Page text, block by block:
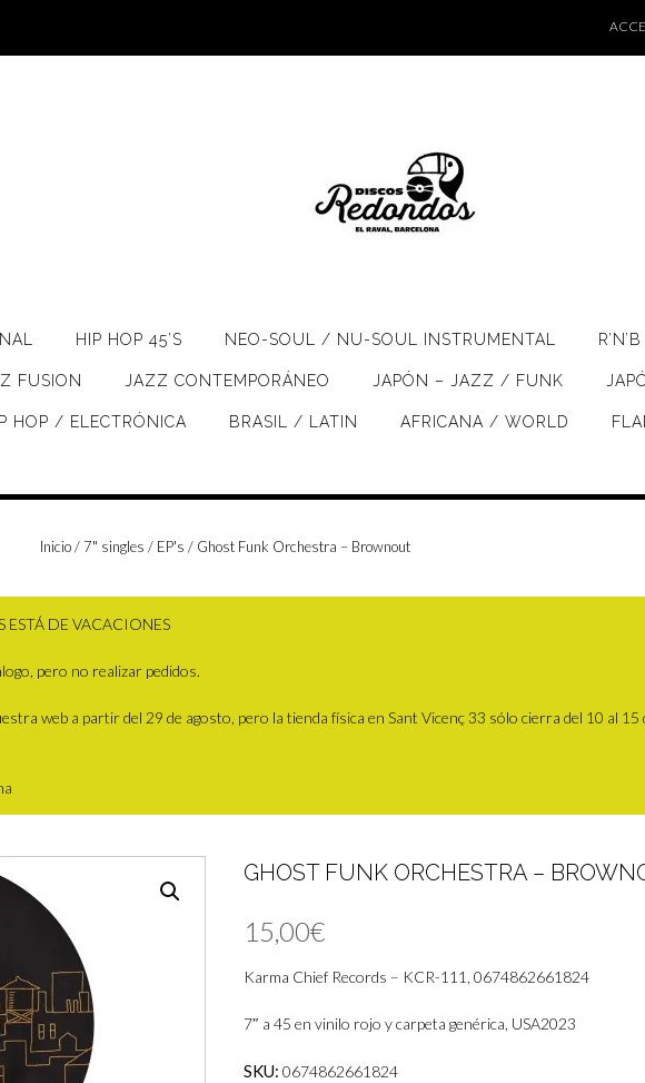
HIP HOP 45’S NEO-SOUL / NU-SOUL INSTRUMENTAL R’N’B
FUSION JAZZ CONTEMPORÁNEO JAPÓN – JAZZ / FUNK
HOP / ELECTRÓNICA BRASIL / LATIN AFRICANA / WORLD
Inicio/ 7" singles / EP's / Ghost Funk Orchestra – Brownout
DE VACACIONES
pero no realizar pedidos.
web a partir del 29 de agosto, pero la tienda física en Sant Vicenç 33 sólo cierra del 10 al 15
GHOST FUNK ORCHESTRA –
15,00€
Karma Chief Records – KCR-111, 0674862661824
7″ a 45 en vinilo rojo y carpeta genérica, USA2023
SKU: 0674862661824